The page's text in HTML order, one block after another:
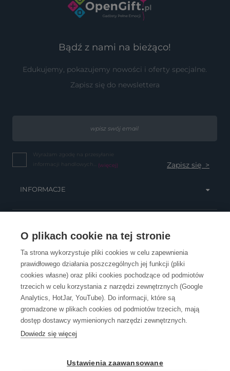
O plikach cookie na tej stronie
Ta strona wykorzystuje pliki cookies w celu zapewnienia
prawidłowego działania poszczególnych jej funkcji (pliki
cookies własne) oraz pliki cookies pochodzące od podmiotów
trzecich w celu korzystania z narzędzi zewnętrznych (Google
Analytics, HotJar, YouTube). Do informacji, które są
gromadzone w plikach cookies od podmiotów trzecich, mają
dostęp dostawcy wymienionych narzędzi zewnętrznych.
Dowiedz się więcej
Ustawienia zaawansowane
Bądź z nami na bieżąco!
Edukujemy, pokazujemy nowości i oferty specjalne.
Zapisz się do newslettera
Wyrażam zgodę na przesyłanie
informacji handlowych... (więcej)
INFORMACJE
OBSŁUGA KLIENTA
KONTAKT
OpenGift jest częścią ReflectGroup.